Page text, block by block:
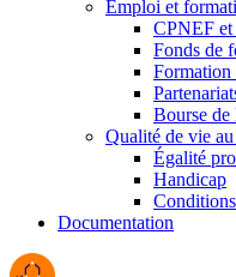
Emploi et
CPNEF et
Fonds de
Formation
Bourse de
Qualité de vie
Égalité
Handicap
Documentation